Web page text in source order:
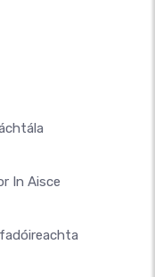
In Aisce